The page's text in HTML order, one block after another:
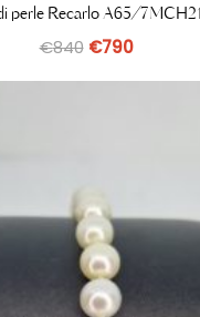
perle Recarlo A65/7MCH21
€840 €790